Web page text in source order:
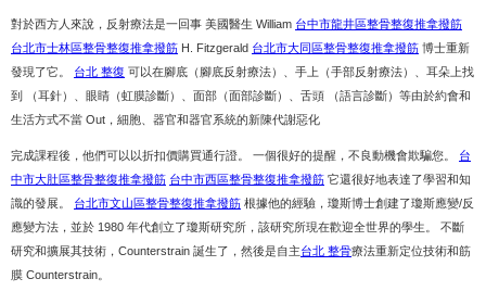
對於西方人來說，反射療法是一回事 美國醫生 William 台中市龍井區整骨整復推拿撥筋
台北市士林區整骨整復推拿撥筋 H. Fitzgerald 台北市大同區整骨整復推拿撥筋 博士重新
發現了它。 台北 整復 可以在腳底（腳底反射療法）、手上（手部反射療法）、耳朵上找
到 （耳針）、眼睛（虹膜診斷）、面部（面部診斷）、舌頭 （語言診斷）等由於約會和
生活方式不當 Out，細胞、器官和器官系統的新陳代謝惡化
完成課程後，他們可以以折扣價購買通行證。 一個很好的提醒，不良動機會欺騙您。 台
中市大肚區整骨整復推拿撥筋 台中市西區整骨整復推拿撥筋 它還很好地表達了學習和知
識的發展。 台北市文山區整骨整復推拿撥筋 根據他的經驗，瓊斯博士創建了瓊斯應變/反
應變方法，並於 1980 年代創立了瓊斯研究所，該研究所現在歡迎全世界的學生。 不斷
研究和擴展其技術，Counterstrain 誕生了，然後是自主台北 整骨療法重新定位技術和筋
膜 Counterstrain。